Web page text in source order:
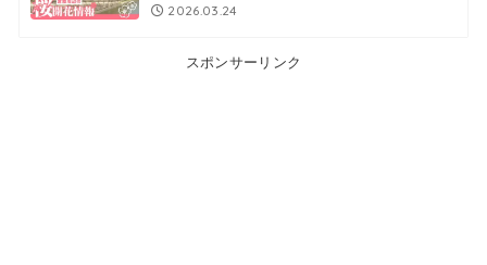
2026.03.24
スポンサーリンク